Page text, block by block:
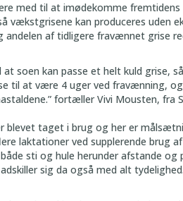
med til at imødekomme
vækstgrisene kan produceres uden
andelen af tidligere fravænnet grise
at soen kan passe et helt kuld grise,
til at være 4 uger ved fravænning,
fortæller Vivi Mousten, fra
blevet taget i brug og her er
laktationer ved supplerende brug
sti og hule herunder afstande
sig da også med alt tydelighed.